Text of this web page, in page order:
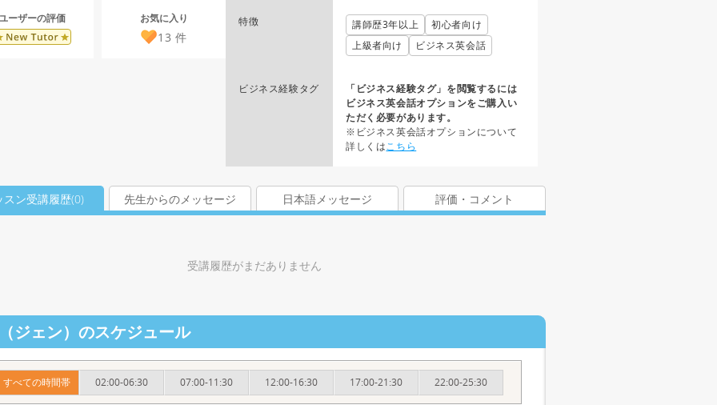
ーザーの評価 お気に入り
13 件
特徴 講師歴3年以上
初心者向け
上級者向け
ビジネス英会話
ビジネス経験タグ
「ビジネス経験タグ」を閲覧するには
ビジネス英会話オプションをご購入い
ただく必要があります。
※ビジネス英会話オプションについて
詳しくはこちら
スン受講履歴(0) 先生からのメッセージ 日本語メッセージ 評価・コメント
受講履歴がまだありません
ジェン）のスケジュール
すべての時間帯 02:00-06:30 07:00-11:30 12:00-16:30 17:00-21:30 22:00-25:30